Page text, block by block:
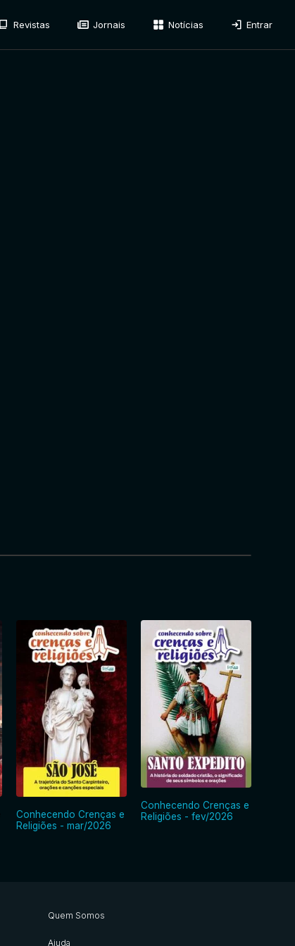
Revistas Jornais Notícias Entrar
Conhecendo Crenças e
Religiões - mar/2026
Conhecendo Crenças e
Religiões - fev/2026
Quem Somos
Ajuda